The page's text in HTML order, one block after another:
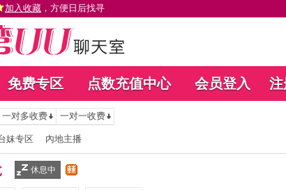
加入收藏 ，方便日后找寻
免费专区 点数充值中心 会员登入 注
一对多收费 一对一收费
妹专区 內地主播
休息中